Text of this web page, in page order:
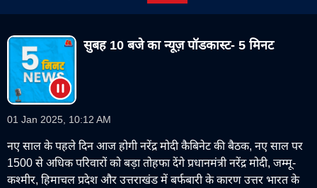
सुबह 10 बजे का न्यूज़ पॉडकास्ट- 5 मिनट
01 Jan 2025, 10:12 AM
नए साल के पहले दिन आज होगी नरेंद्र मोदी कैबिनेट की बैठक, नए साल पर
1500 से अधिक परिवारों को बड़ा तोहफा देंगे प्रधानमंत्री नरेंद्र मोदी, जम्मू-
कश्मीर, हिमाचल प्रदेश और उत्तराखंड में बर्फबारी के कारण उत्तर भारत के